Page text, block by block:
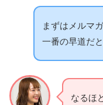
まずはメルマ
一番の早道だ
なるほ